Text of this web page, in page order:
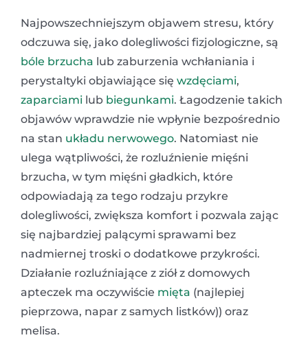
Najpowszechniejszym objawem stresu, który
odczuwa się, jako dolegliwości fizjologiczne, są
bóle brzucha lub zaburzenia wchłaniania i
perystaltyki objawiające się wzdęciami,
zaparciami lub biegunkami. Łagodzenie takich
objawów wprawdzie nie wpłynie bezpośrednio
na stan układu nerwowego. Natomiast nie
ulega wątpliwości, że rozluźnienie mięśni
brzucha, w tym mięśni gładkich, które
odpowiadają za tego rodzaju przykre
dolegliwości, zwiększa komfort i pozwala zając
się najbardziej palącymi sprawami bez
nadmiernej troski o dodatkowe przykrości.
Działanie rozluźniające z ziół z domowych
apteczek ma oczywiście mięta (najlepiej
pieprzowa, napar z samych listków)) oraz
melisa.